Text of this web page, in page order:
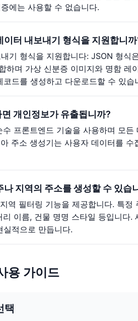
에는 사용할 수 없습니다.
터 내보내기 형식을 지원합니
기 형식을 지원합니다: JSON 형
하며 가상 신분증 이미지와 명함
드를 생성하고 다운로드할 수 있습
개인정보가 유출됩니까?
프론트엔드 기술을 사용하며 모
주소 생성기는 사용자 데이터를
지역의 주소를 생성할 수 있습
역 필터링 기능을 제공합니다. 특
이름, 건물 명명 스타일 등입니다
적으로 만듭니다.
용 가이드
택